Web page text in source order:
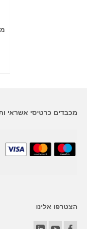
מכבדים כרטיסי אשראי
הצטרפו אלינו